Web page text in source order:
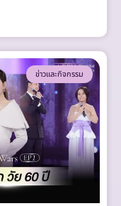
ข่าวและกิจกรรม